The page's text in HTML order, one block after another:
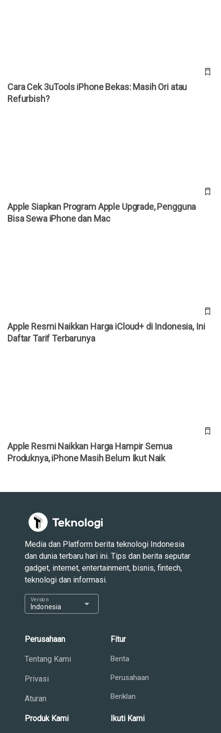
Cara Cek 3uTools iPhone Bekas: Masih Ori atau
Refurbish?
Apple Siapkan Program Apple Upgrade, Pengguna
Bisa Sewa iPhone dan Mac
Apple Resmi Naikkan Harga iCloud+ di Indonesia, Ini
Daftar Tarif Terbarunya
Apple Resmi Naikkan Harga Hampir Semua
Produknya, iPhone Masih Belum Ikut Naik
Media dan Platform berita teknologi Indonesia
dan dunia terbaru hari ini. Tips dan berita seputar
gadget, internet, entertainment, bisnis, fintech,
teknologi dan informasi.
Indonesia
Version arrow_drop_down
Perusahaan
Tentang Kami
Privasi
Aturan
Fitur
Berita
Perusahaan
Beriklan
Produk Kami Ikuti Kami